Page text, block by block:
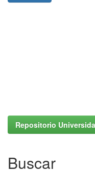
Repositorio
Buscar